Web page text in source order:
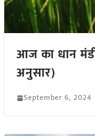
आज का धान
अनुसार)
September 6, 2024